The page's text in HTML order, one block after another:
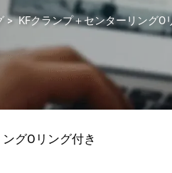
>KFクランプ＋センターリングO
グOリング付き